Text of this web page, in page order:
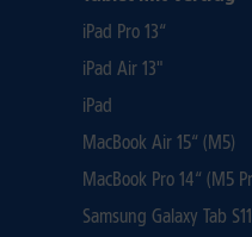
iPad Pro 13“
iPad Air 13"
iPad
MacBook Air 15“ (M5)
MacBook Pro 14“ (M5
Samsung Galaxy Tab